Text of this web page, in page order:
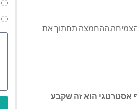
הצמיחה.ההחמצה תחתוך את
אסטרטגי הוא זה שקבע